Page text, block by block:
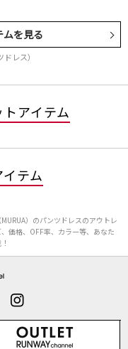
ムを見る
レス）
アイテム
テム
）のパンツドレスのアウトレ
価格、OFF率、カラー等、あなた